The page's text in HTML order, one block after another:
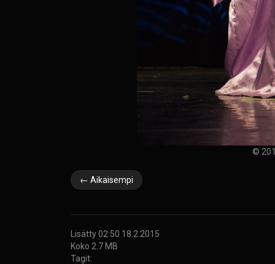
©
← Aikaisempi
Lisätty 02:50 18.2.2015
Koko 2.7 MB
Tagit: